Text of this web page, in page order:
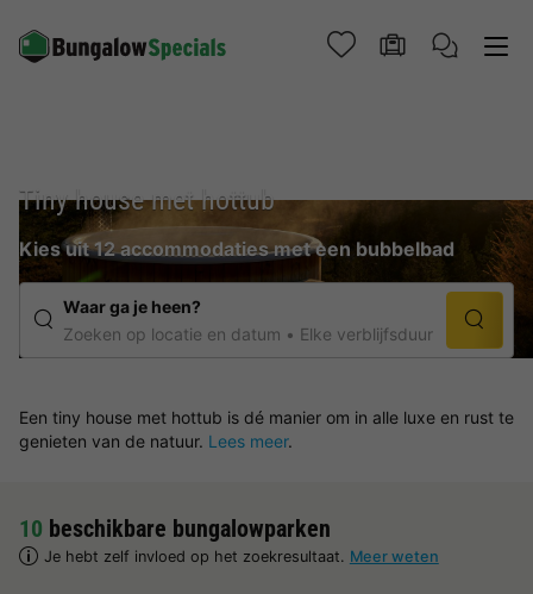
Tiny house met hottub
Kies uit 12 accommodaties met een bubbelbad
Waar ga je heen?
Zoeken op locatie en datum
Elke verblijfsduur
Een tiny house met hottub is dé manier om in alle luxe en rust te
genieten van de natuur. Lees meer.
10 beschikbare bungalowparken
Je hebt zelf invloed op het zoekresultaat. Meer weten